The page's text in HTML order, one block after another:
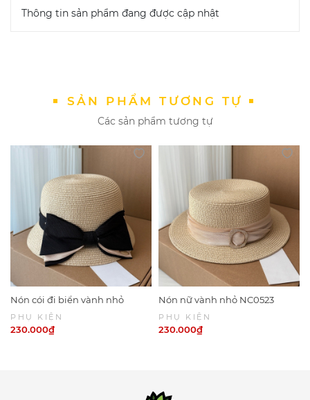
Thông tin sản phẩm đang được cập nhật
SẢN PHẨM TƯƠNG TỰ
Các sản phẩm tương tự
Nón cói đi biển vành nhỏ
NC0524
PHỤ KIỆN
230.000₫
Nón nữ vành nhỏ NC0523
PHỤ KIỆN
230.000₫